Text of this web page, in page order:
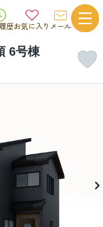
歴お気に入り メール
6号棟